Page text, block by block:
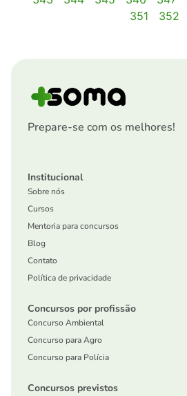
351
352
Prepare-se com os melhores!
Institucional
Sobre nós
Cursos
Mentoria para concursos
Blog
Contato
Política de privacidade
Concursos por profissão
Concurso Ambiental
Concurso para Agro
Concurso para Polícia
Concursos previstos